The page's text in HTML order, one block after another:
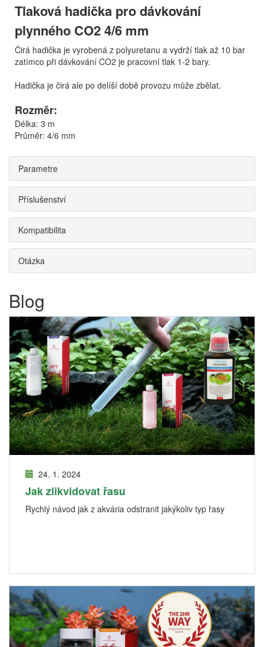
Tlaková hadička pro dávkování
plynného CO2 4/6 mm
Čirá hadička je vyrobená z polyuretanu a vydrží tlak až 10 bar
zatímco při dávkování CO2 je pracovní tlak 1-2 bary.
Hadička je čirá ale po delíší době provozu může zbělat.
Rozměr:
Délka: 3 m
Průměr: 4/6 mm
Parametre
Příslušenství
Kompatibilita
Otázka
Blog
24. 1. 2024
Jak zlikvidovat řasu
Rychlý návod jak z akvária odstranit jakýkoliv typ řasy